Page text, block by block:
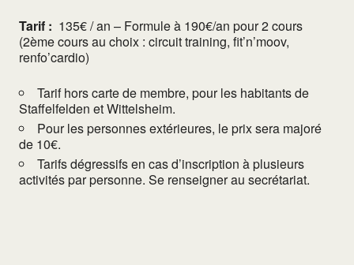
Tarif : 135€ / an – Formule à 190€/an pour 2 cours
(2ème cours au choix : circuit training, fit’n’moov,
renfo’cardio)
Tarif hors carte de membre, pour les habitants de
Staffelfelden et Wittelsheim.
Pour les personnes extérieures, le prix sera majoré
de 10€.
Tarifs dégressifs en cas d’inscription à plusieurs
activités par personne. Se renseigner au secrétariat.